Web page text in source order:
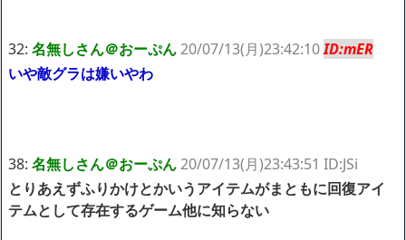
32: 名無しさん＠おーぷん20/07/13(月)23:42:10ID:mER
いや敵グラは嫌いやわ
38: 名無しさん＠おーぷん20/07/13(月)23:43:51 ID:JSi
とりあえずふりかけとかいうアイテムがまともに回復アイ
テムとして存在するゲーム他に知らない